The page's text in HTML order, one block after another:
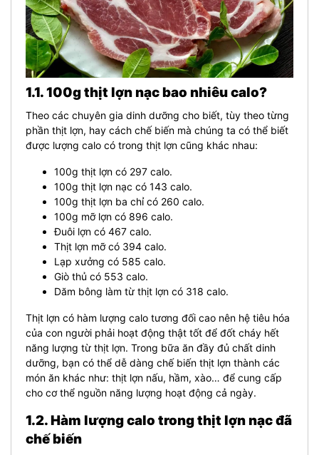
1.1. 100g thịt lợn nạc bao nhiêu calo?
Theo các chuyên gia dinh dưỡng cho biết, tùy theo từng
phần thịt lợn, hay cách chế biến mà chúng ta có thể biết
được lượng calo có trong thịt lợn cũng khác nhau:
100g thịt lợn có 297 calo.
100g thịt lợn nạc có 143 calo.
100g thịt lợn ba chỉ có 260 calo.
100g mỡ lợn có 896 calo.
Đuôi lợn có 467 calo.
Thịt lợn mỡ có 394 calo.
Lạp xưởng có 585 calo.
Giò thủ có 553 calo.
Dăm bông làm từ thịt lợn có 318 calo.
Thịt lợn có hàm lượng calo tương đối cao nên hệ tiêu hóa
của con người phải hoạt động thật tốt để đốt cháy hết
năng lượng từ thịt lợn. Trong bữa ăn đầy đủ chất dinh
dưỡng, bạn có thể dễ dàng chế biến thịt lợn thành các
món ăn khác như: thịt lợn nấu, hầm, xào… để cung cấp
cho cơ thể nguồn năng lượng hoạt động cả ngày.
1.2. Hàm lượng calo trong thịt lợn nạc đã
chế biến